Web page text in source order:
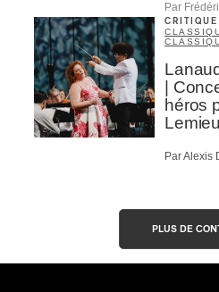
Par
CRITIQUE
|
héros
Par Alexis
PLUS DE